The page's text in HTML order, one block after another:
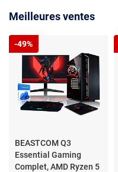
Meilleures ventes
BEASTCOM Q3
Essential Gaming
Complet, AMD Ryzen 5
-49%